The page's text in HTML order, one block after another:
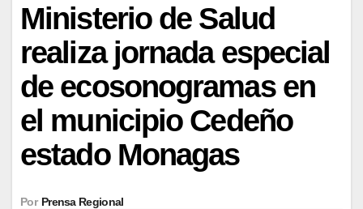
Ministerio de Salud
realiza jornada especial
de ecosonogramas en
el municipio Cedeño
estado Monagas
Por Prensa Regional